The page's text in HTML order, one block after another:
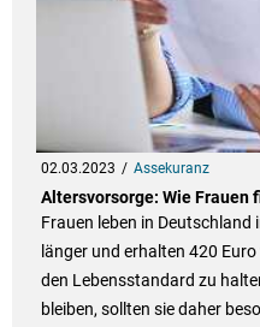
02.03.2023 Assekuranz
Altersvorsorge: Wie
Frauen leben in
länger und erhalten 420
den Lebensstandard zu
bleiben, sollten sie daher